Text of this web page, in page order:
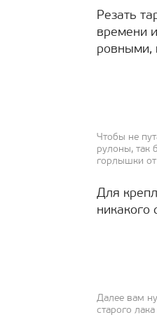
Резать
времени
ровными,
Чтобы не
рулоны, так
горлышки
Для
никакого
Далее вам
старого